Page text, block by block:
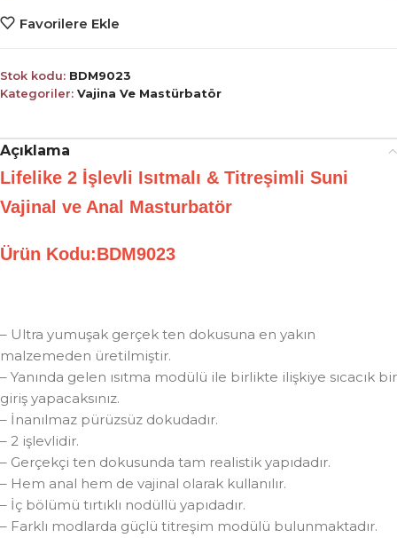
Favorilere Ekle
Stok kodu: BDM9023
Kategoriler: Vajina Ve Mastürbatör
Açıklama
Lifelike 2 İşlevli Isıtmalı & Titreşimli Suni
Vajinal ve Anal Masturbatör
Ürün Kodu:BDM9023
– Ultra yumuşak gerçek ten dokusuna en yakın
malzemeden üretilmiştir.
– Yanında gelen ısıtma modülü ile birlikte ilişkiye sıcacık bir
giriş yapacaksınız.
– İnanılmaz pürüzsüz dokudadır.
– 2 işlevlidir.
– Gerçekçi ten dokusunda tam realistik yapıdadır.
– Hem anal hem de vajinal olarak kullanılır.
– İç bölümü tırtıklı nodüllü yapıdadır.
– Farklı modlarda güçlü titreşim modülü bulunmaktadır.